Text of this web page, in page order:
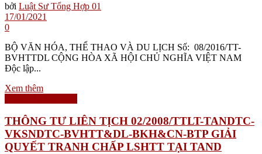
bởi Luật Sư Tổng Hợp 01
17/01/2021
0
BỘ VĂN HÓA, THỂ THAO VÀ DU LỊCH Số: 08/2016/TT-
BVHTTDL CỘNG HÒA XÃ HỘI CHỦ NGHĨA VIỆT NAM
Độc lập...
Xem thêm
THÔNG TƯ LIÊN TỊCH 02/2008/TTLT-TANDTC-
VKSNDTC-BVHTT&DL-BKH&CN-BTP GIẢI
QUYẾT TRANH CHẤP LSHTT TẠI TAND